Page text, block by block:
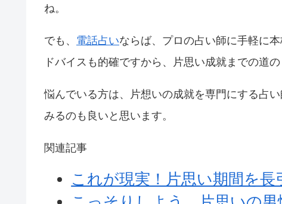
ね。
でも、 電話占いならば、プロの占い師に手軽に
ドバイスも的確ですから、片思い成就までの道
悩んでいる方は、片想いの成就を専門にする占
みるのも良いと思います。
関連記事
これが現実！片思い期間を